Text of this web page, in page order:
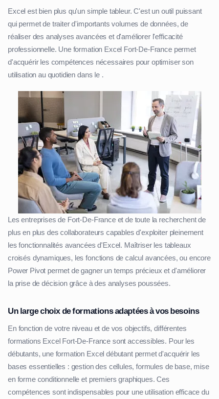
Excel est bien plus qu'un simple tableur. C'est un outil puissant
qui permet de traiter d'importants volumes de données, de
réaliser des analyses avancées et d'améliorer l'efficacité
professionnelle. Une formation Excel Fort-De-France permet
d'acquérir les compétences nécessaires pour optimiser son
utilisation au quotidien dans le .
Les entreprises de Fort-De-France et de toute la recherchent de
plus en plus des collaborateurs capables d'exploiter pleinement
les fonctionnalités avancées d'Excel. Maîtriser les tableaux
croisés dynamiques, les fonctions de calcul avancées, ou encore
Power Pivot permet de gagner un temps précieux et d'améliorer
la prise de décision grâce à des analyses poussées.
Un large choix de formations adaptées à vos besoins
En fonction de votre niveau et de vos objectifs, différentes
formations Excel Fort-De-France sont accessibles. Pour les
débutants, une formation Excel débutant permet d'acquérir les
bases essentielles : gestion des cellules, formules de base, mise
en forme conditionnelle et premiers graphiques. Ces
compétences sont indispensables pour une utilisation efficace du